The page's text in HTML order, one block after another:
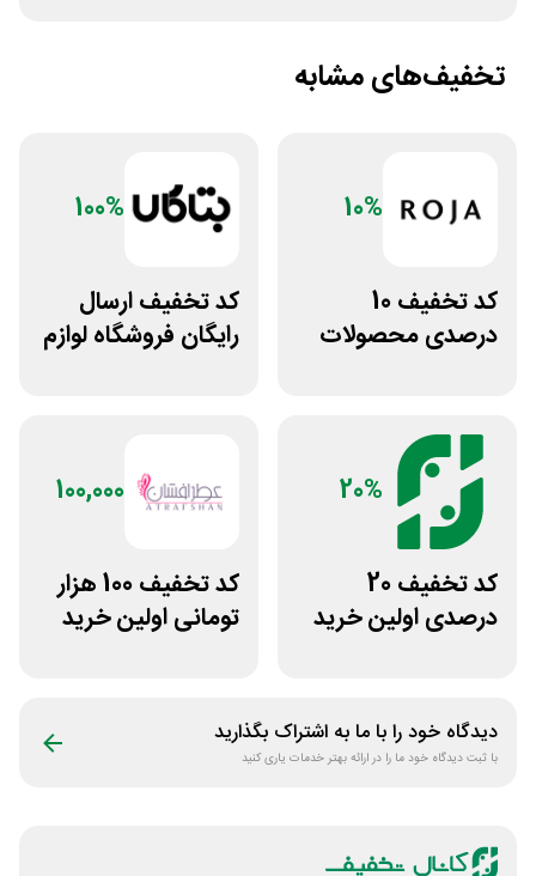
تخفیف‌های مشابه
10%
کد تخفیف 10
درصدی محصولات
100%
کد تخفیف ارسال
رایگان فروشگاه لوازم
20%
کد تخفیف 20
درصدی اولین خرید
100,000
کد تخفیف 100 هزار
تومانی اولین خرید
دیدگاه خود را با ما به اشتراک بگذارید
با ثبت دیدگاه خود ما را در ارائه بهتر خدمات یاری کنید